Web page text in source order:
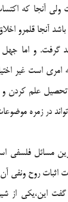
آنجا كه
باشد آنجا قلمرو
گرفت. و اما
است غير
تحصيل علم كردن
در زمره
مسائل فلسفي
اثبات روح ونفي
اين،يكي از